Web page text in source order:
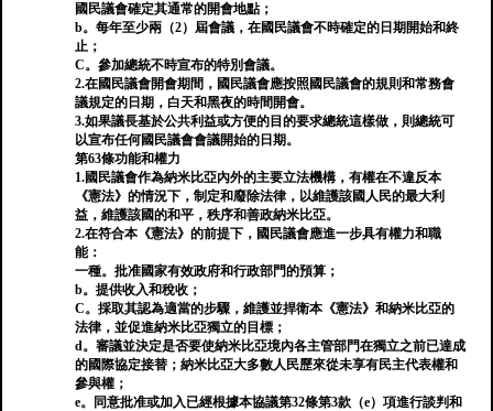
國民議會確定其通常的開會地點；
b。每年至少兩（2）屆會議，在國民議會不時確定的日期開始和終
止；
C。參加總統不時宣布的特別會議。
2.在國民議會開會期間，國民議會應按照國民議會的規則和常務會
議規定的日期，白天和黑夜的時間開會。
3.如果議長基於公共利益或方便的目的要求總統這樣做，則總統可
以宣布任何國民議會會議開始的日期。
第63條功能和權力
1.國民議會作為納米比亞內外的主要立法機構，有權在不違反本
《憲法》的情況下，制定和廢除法律，以維護該國人民的最大利
益，維護該國的和平，秩序和善政納米比亞。
2.在符合本《憲法》的前提下，國民議會應進一步具有權力和職
能：
一種。批准國家有效政府和行政部門的預算；
b。提供收入和稅收；
C。採取其認為適當的步驟，維護並捍衛本《憲法》和納米比亞的
法律，並促進納米比亞獨立的目標；
d。審議並決定是否要使納米比亞境內各主管部門在獨立之前已達成
的國際協定接替；納米比亞大多數人民歷來從未享有民主代表權和
參與權；
e。同意批准或加入已經根據本協議第32條第3款（e）項進行談判和